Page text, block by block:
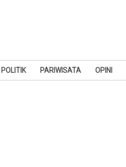
POLITIK PARIWISATA OPINI